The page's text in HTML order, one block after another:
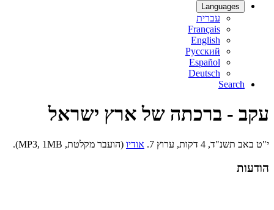
Languages
עברית
Français
English
Русский
Español
Deutsch
Search
עקב - ברכתה של ארץ ישראל
י"ט באב תשנ"ד, 4 דקות, ערוץ 7. אודיו (הועבר מקלטת, MP3, 1MB).
הודעות